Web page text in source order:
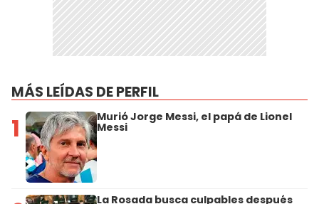
MÁS LEÍDAS DE PERFIL
1 Murió Jorge Messi, el papá de Lionel
Messi
La Rosada busca culpables después